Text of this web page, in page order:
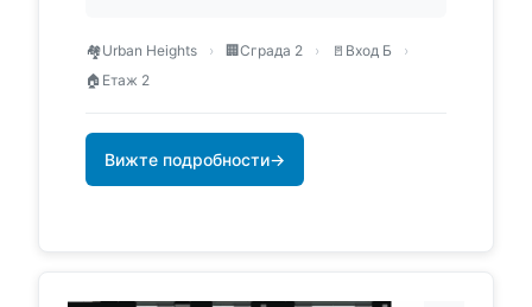
🏘️Urban Heights › 🏢Сграда 2 › 🚪 Вход Б
›
🏠 Етаж 2
Вижте подробности→